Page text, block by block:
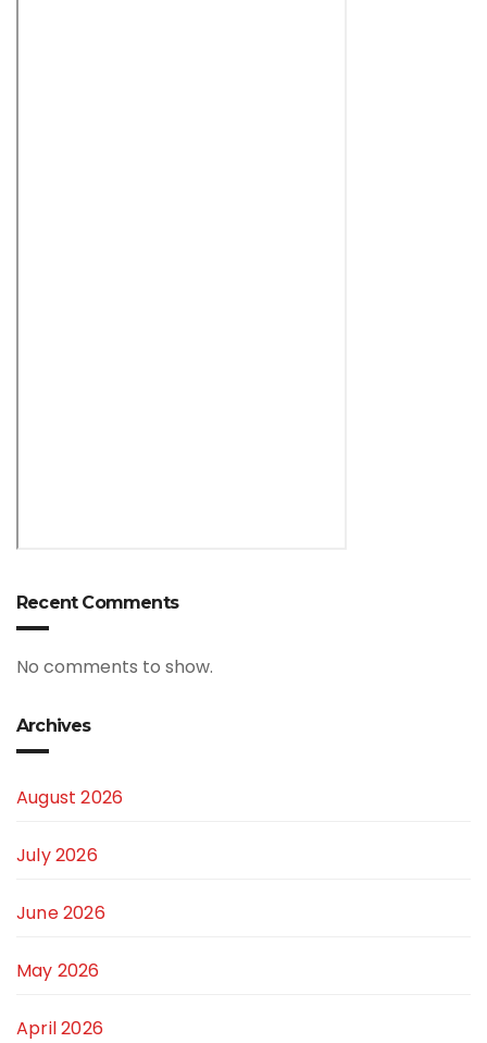
Recent Comments
No comments to show.
Archives
August 2026
July 2026
June 2026
May 2026
April 2026